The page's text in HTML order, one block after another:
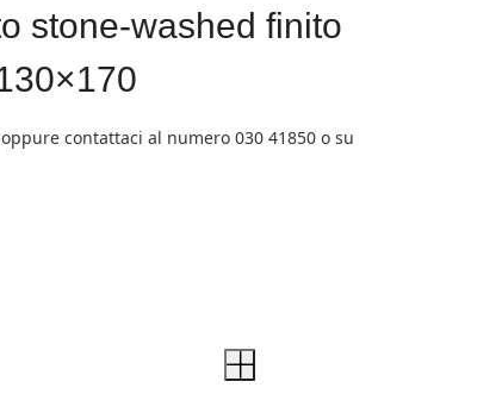
stone-washed finito
+